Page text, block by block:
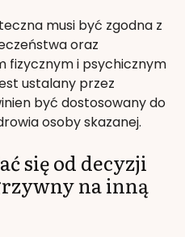
musi być zgodna z
oraz
fizycznym i psychicznym
ustalany przez
być dostosowany do
osoby skazanej.
się od decyzji
na inną